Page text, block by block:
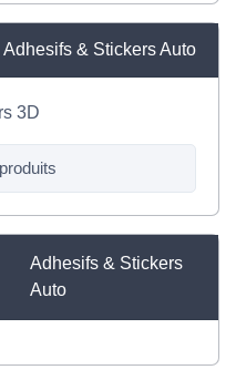
Adhesifs & Stickers Auto
3D
Adhesifs & Stickers
Auto